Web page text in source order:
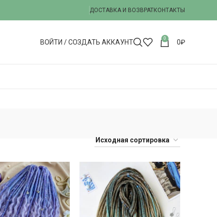
ДОСТАВКА И ВОЗВРАТКОНТАКТЫ
ВОЙТИ / СОЗДАТЬ АККАУНТ 0 0₽